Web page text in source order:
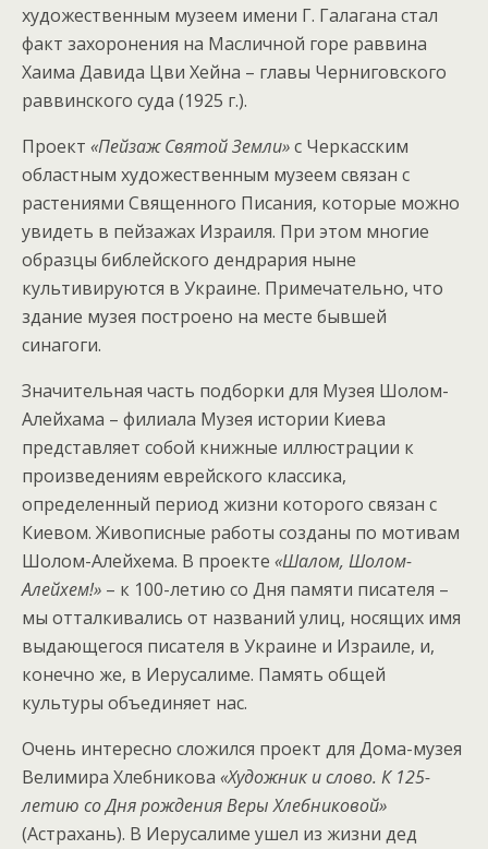
художественным музеем имени Г. Галагана стал
факт захоронения на Масличной горе раввина
Хаима Давида Цви Хейна – главы Черниговского
раввинского суда (1925 г.).
Проект «Пейзаж Святой Земли»с Черкасским
областным художественным музеем связан с
растениями Священного Писания, которые можно
увидеть в пейзажах Израиля. При этом многие
образцы библейского дендрария ныне
культивируются в Украине. Примечательно, что
здание музея построено на месте бывшей
синагоги.
Значительная часть подборки для Музея Шолом-
Алейхама – филиала Музея истории Киева
представляет собой книжные иллюстрации к
произведениям еврейского классика,
определенный период жизни которого связан с
Киевом. Живописные работы созданы по мотивам
Шолом-Алейхема. В проекте «Шалом, Шолом-
Алейхем!» – к 100-летию со Дня памяти писателя –
мы отталкивались от названий улиц, носящих имя
выдающегося писателя в Украине и Израиле, и,
конечно же, в Иерусалиме. Память общей
культуры объединяет нас.
Очень интересно сложился проект для Дома-музея
Велимира Хлебникова «Художник и слово. К 125-
летию со Дня рождения Веры Хлебниковой»
(Астрахань). В Иерусалиме ушел из жизни дед